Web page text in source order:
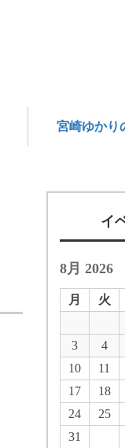
宮崎ゆかり
イ
8月 2026
月 火
3
4
10
11
17
18
24
25
31